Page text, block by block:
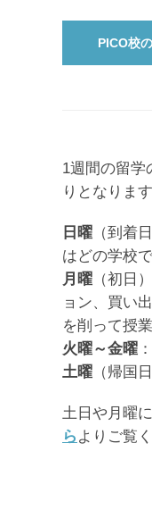
PICO校
1週間の留学
りとなります
日曜 （到着
はどの学校
月曜 （初日
ョン、買い
を削って授
火曜～金曜
土曜 （帰国
土日や月曜
ら よりご覧